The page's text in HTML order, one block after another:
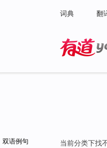
词典 翻
双语例句 当前分类下找